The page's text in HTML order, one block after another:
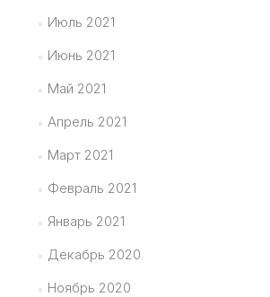
Июль 2021
Июнь 2021
Май 2021
Апрель 2021
Март 2021
Февраль 2021
Январь 2021
Декабрь 2020
Ноябрь 2020